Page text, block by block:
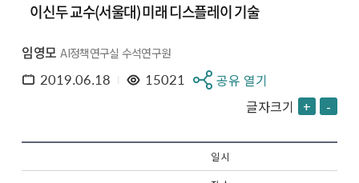
이신두 교수(서울대) 미래 디스플레이 기술
임영모 AI정책연구실 수석연구원
2019.06.18 15021
공유 열기
글자크기 + -
일 시